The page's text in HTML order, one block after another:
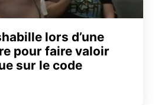
lors d’une
pour faire valoir
sur le code